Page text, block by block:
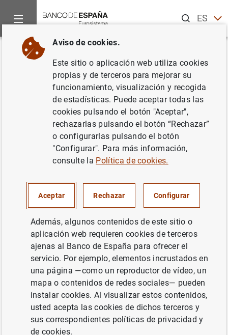
ESEN
Inicio Noticias y eventos
Volver
Evolución monetaria de la zona
del euro: septiembre 2015
POLÍTICA MONETARIA
SITUACIÓN ECONÓMICA
Evolución monetaria de la zona del euro:
septiembre 2015 (344KB)
Anterior
Siguiente
Estado financiero consolida...
Aviso de cookies.
Este sitio o aplicación web utiliza cookies
propias y de terceros para mejorar su
funcionamiento, visualización y recogida
de estadísticas. Puede aceptar todas las
cookies pulsando el botón "Aceptar",
rechazarlas pulsando el botón “Rechazar”
o configurarlas pulsando el botón
"Configurar". Para más información,
consulte la Política de cookies.
Aceptar Rechazar Configurar
Además, algunos contenidos de este sitio o
aplicación web requieren cookies de terceros
ajenas al Banco de España para ofrecer el
servicio. Por ejemplo, elementos incrustados en
una página —como un reproductor de vídeo, un
mapa o contenidos de redes sociales— pueden
instalar cookies. Al visualizar estos contenidos,
usted acepta las cookies de dichos terceros y
sus correspondientes políticas de privacidad y
de cookies.